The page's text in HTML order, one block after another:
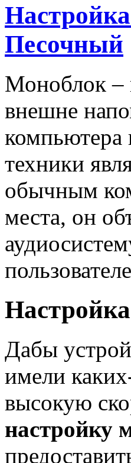
Песочный
Моноблок –
внешне
компьютера
техники
обычным
места, он
Дабы
имели
высокую
настройку